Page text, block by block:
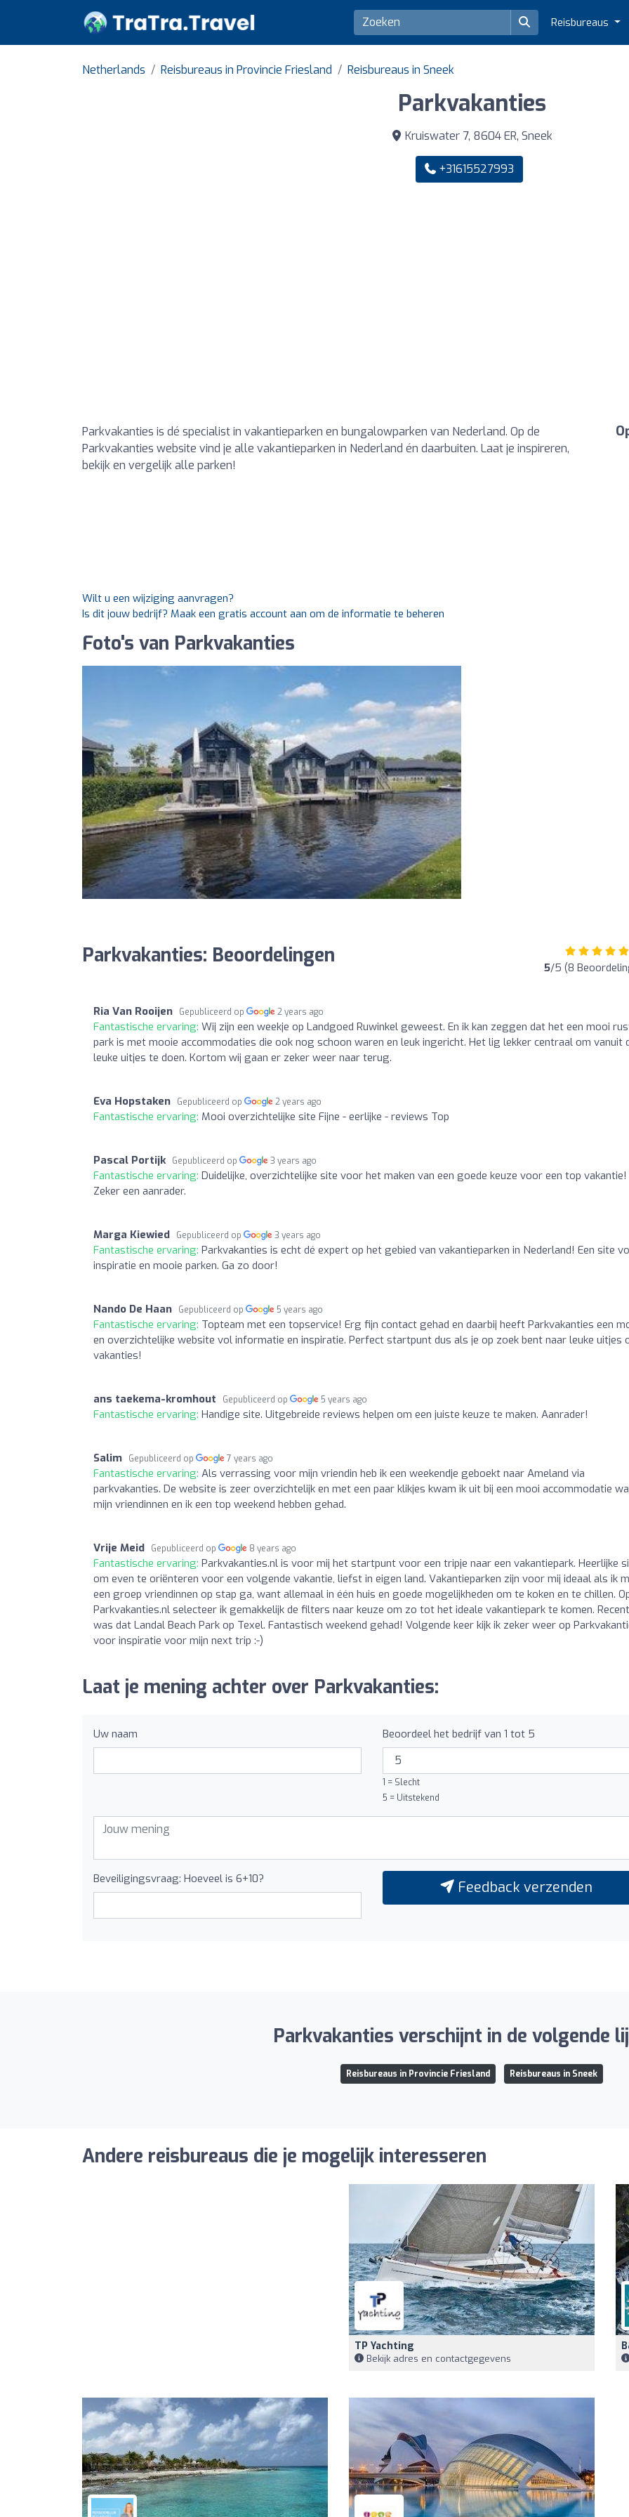
Reisbureaus
Netherlands Reisbureaus in Provincie Friesland Reisbureaus in Sneek
Parkvakanties
Kruiswater 7, 8604 ER, Sneek
+31615527993
Parkvakanties is dé specialist in vakantieparken en bungalowparken van Nederland. Op de
Parkvakanties website vind je alle vakantieparken in Nederland én daarbuiten. Laat je inspireren,
bekijk en vergelijk alle parken!
Wilt u een wijziging aanvragen?
Is dit jouw bedrijf? Maak een gratis account aan om de informatie te beheren
Foto's van Parkvakanties
Parkvakanties: Beoordelingen 5/5 (8
Ria Van Rooijen Gepubliceerd op 2 years ago
Fantastische ervaring: Wij zijn een weekje op Landgoed Ruwinkel geweest. En ik kan zeggen dat het een mooi
park is met mooie accommodaties die ook nog schoon waren en leuk ingericht. Het lig lekker centraal om vanuit
leuke uitjes te doen. Kortom wij gaan er zeker weer naar terug.
Eva Hopstaken Gepubliceerd op 2 years ago
Fantastische ervaring: Mooi overzichtelijke site Fijne - eerlijke - reviews Top
Pascal Portijk Gepubliceerd op 3 years ago
Fantastische ervaring: Duidelijke, overzichtelijke site voor het maken van een goede keuze voor een top vakantie!
Zeker een aanrader.
Marga Kiewied Gepubliceerd op 3 years ago
Fantastische ervaring: Parkvakanties is echt dé expert op het gebied van vakantieparken in Nederland! Een site
inspiratie en mooie parken. Ga zo door!
Nando De Haan Gepubliceerd op 5 years ago
Fantastische ervaring: Topteam met een topservice! Erg fijn contact gehad en daarbij heeft Parkvakanties een
en overzichtelijke website vol informatie en inspiratie. Perfect startpunt dus als je op zoek bent naar leuke uitjes
vakanties!
ans taekema-kromhout Gepubliceerd op 5 years ago
Fantastische ervaring: Handige site. Uitgebreide reviews helpen om een juiste keuze te maken. Aanrader!
Salim Gepubliceerd op 7 years ago
Fantastische ervaring: Als verrassing voor mijn vriendin heb ik een weekendje geboekt naar Ameland via
parkvakanties. De website is zeer overzichtelijk en met een paar klikjes kwam ik uit bij een mooi accommodatie
mijn vriendinnen en ik een top weekend hebben gehad.
Vrije Meid Gepubliceerd op 8 years ago
Fantastische ervaring: Parkvakanties.nl is voor mij het startpunt voor een tripje naar een vakantiepark. Heerlijke
om even te oriënteren voor een volgende vakantie, liefst in eigen land. Vakantieparken zijn voor mij ideaal als ik
een groep vriendinnen op stap ga, want allemaal in één huis en goede mogelijkheden om te koken en te chillen.
Parkvakanties.nl selecteer ik gemakkelijk de filters naar keuze om zo tot het ideale vakantiepark te komen. Recent
was dat Landal Beach Park op Texel. Fantastisch weekend gehad! Volgende keer kijk ik zeker weer op
voor inspiratie voor mijn next trip :-)
Laat je mening achter over Parkvakanties:
Uw naam Beoordeel het bedrijf van 1 tot 5
1 = Slecht
5 = Uitstekend
Beveiligingsvraag: Hoeveel is 6+10? Feedback verzenden
Parkvakanties verschijnt in de volgende
Reisbureaus in Provincie Friesland Reisbureaus in Sneek
Andere reisbureaus die je mogelijk interesseren
TP Yachting
Bekijk adres en contactgegevens